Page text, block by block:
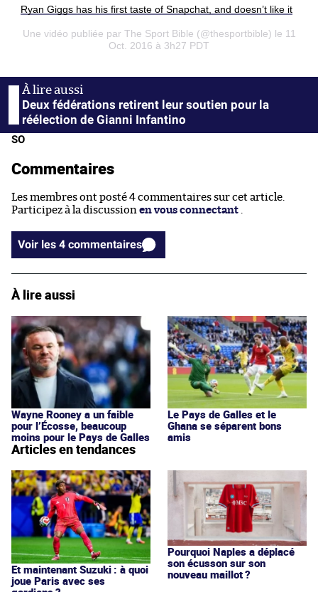
Ryan Giggs has his first taste of Snapchat, and doesn’t like it
Une vidéo publiée par The Sport Bible (@thesportbible) le 11
Oct. 2016 à 3h27 PDT
Deux fédérations retirent leur soutien pour la
réélection de Gianni Infantino
SO
Commentaires
Les membres ont posté 4 commentaires sur cet article.
Participez à la discussion en vous connectant .
Voir les 4 commentaires
À lire aussi
Wayne Rooney a un faible
pour l’Écosse, beaucoup
moins pour le Pays de Galles
Le Pays de Galles et le
Ghana se séparent bons
amis
Articles en tendances
Et maintenant Suzuki : à quoi
joue Paris avec ses
Pourquoi Naples a déplacé
son écusson sur son
nouveau maillot ?